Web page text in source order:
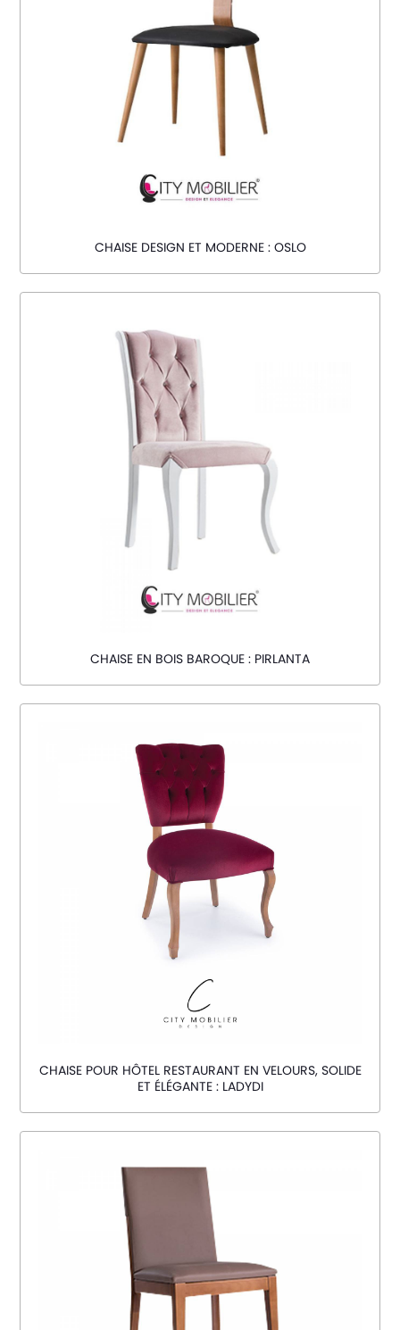
CHAISE DESIGN ET MODERNE : OSLO
CHAISE EN BOIS BAROQUE : PIRLANTA
CHAISE POUR HÔTEL RESTAURANT EN VELOURS, SOLIDE
ET ÉLÉGANTE : LADYDI